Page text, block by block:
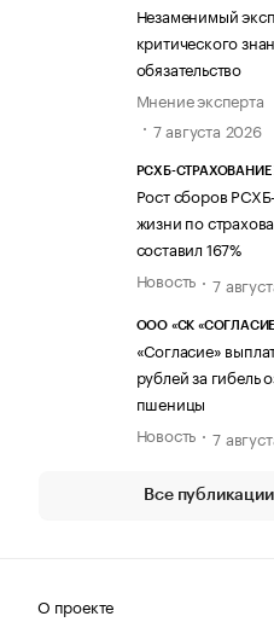
Незаменимый
критического
обязательство
Мнение эксперта
7 августа 2026
РСХБ-
Рост сборов
жизни по
составил 167%
Новость
7
ООО «СК
«Согласие»
рублей за гибель
пшеницы
Новость
7
Все публикации
О проекте